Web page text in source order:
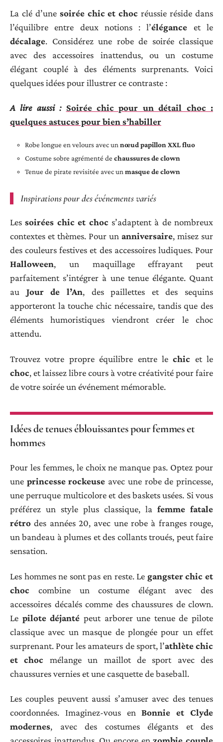
La clé d’une soirée chic et choc réussie réside dans
l’équilibre entre deux notions : l’élégance et le
décalage. Considérez une robe de soirée classique
avec des accessoires inattendus, ou un costume
élégant couplé à des éléments surprenants. Voici
quelques idées pour illustrer ce contraste :
A lire aussi : Soirée chic pour un détail choc :
quelques astuces pour bien s’habiller
Robe longue en velours avec un nœud papillon XXL fluo
Costume sobre agrémenté de chaussures de clown
Tenue de pirate revisitée avec un masque de clown
Inspirations pour des événements variés
Lessoirées chic et choc s’adaptent à de nombreux
contextes et thèmes. Pour un anniversaire, misez sur
des couleurs festives et des accessoires ludiques. Pour
Halloween, un maquillage effrayant peut
parfaitement s’intégrer à une tenue élégante. Quant
au Jour de l’An, des paillettes et des sequins
apporteront la touche chic nécessaire, tandis que des
éléments humoristiques viendront créer le choc
attendu.
Trouvez votre propre équilibre entre lechic et le
choc, et laissez libre cours à votre créativité pour faire
de votre soirée un événement mémorable.
Idées de tenues éblouissantes pour femmes et
hommes
Pour les femmes, le choix ne manque pas. Optez pour
une princesse rockeuse avec une robe de princesse,
une perruque multicolore et des baskets usées. Si vous
préférez un style plus classique, la femme fatale
rétro des années 20, avec une robe à franges rouge,
un bandeau à plumes et des collants troués, peut faire
sensation.
Les hommes ne sont pas en reste. Le gangster chic et
choc combine un costume élégant avec des
accessoires décalés comme des chaussures de clown.
Le pilote déjanté peut arborer une tenue de pilote
classique avec un masque de plongée pour un effet
surprenant. Pour les amateurs de sport, l’athlète chic
et choc mélange un maillot de sport avec des
chaussures vernies et une casquette de baseball.
Les couples peuvent aussi s’amuser avec des tenues
coordonnées. Imaginez-vous enBonnie et Clyde
modernes, avec des costumes élégants et des